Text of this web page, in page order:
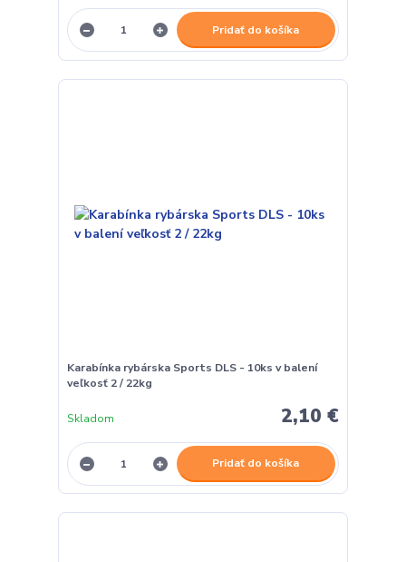
Pridať do košíka
Karabínka rybárska Sports DLS - 10ks v balení
veľkosť 2 / 22kg
2,10 €
Skladom
Pridať do košíka